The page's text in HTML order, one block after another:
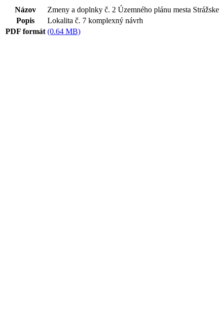
Názov
Zmeny a doplnky č. 2 Územného plánu mesta Strážske
Popis
Lokalita č. 7 komplexný návrh
PDF formát (0.64 MB)